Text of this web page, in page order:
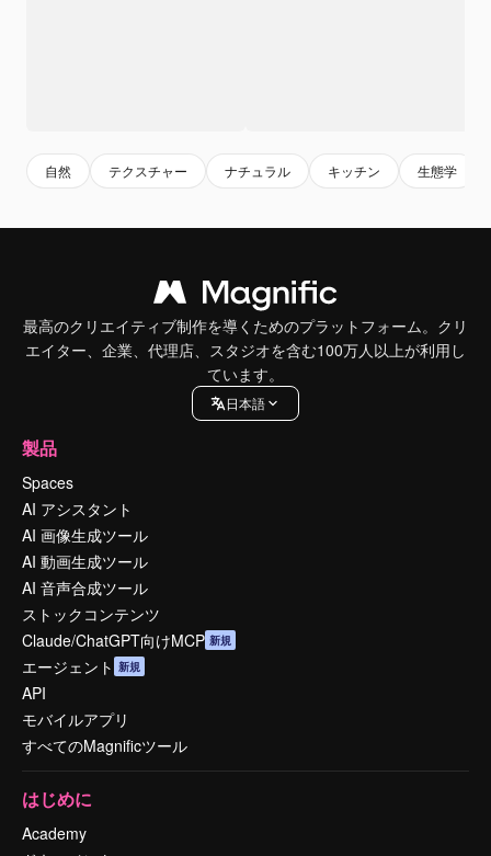
自然 テクスチャー ナチュラル キッチン 生態学
最高のクリエイティブ制作を導くためのプラットフォーム。クリ
エイター、企業、代理店、スタジオを含む100万人以上が利用し
ています。
日本語
製品
Spaces
AI アシスタント
AI 画像生成ツール
AI 動画生成ツール
AI 音声合成ツール
ストックコンテンツ
Claude/ChatGPT向けMCP 新規
エージェント 新規
API
モバイルアプリ
すべてのMagnificツール
はじめに
Academy